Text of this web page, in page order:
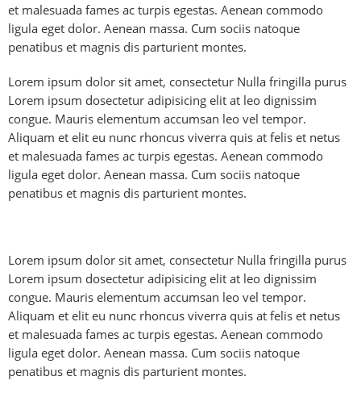
et malesuada fames ac turpis egestas. Aenean commodo
ligula eget dolor. Aenean massa. Cum sociis natoque
penatibus et magnis dis parturient montes.
Lorem ipsum dolor sit amet, consectetur Nulla fringilla purus
Lorem ipsum dosectetur adipisicing elit at leo dignissim
congue. Mauris elementum accumsan leo vel tempor.
Aliquam et elit eu nunc rhoncus viverra quis at felis et netus
et malesuada fames ac turpis egestas. Aenean commodo
ligula eget dolor. Aenean massa. Cum sociis natoque
penatibus et magnis dis parturient montes.
Lorem ipsum dolor sit amet, consectetur Nulla fringilla purus
Lorem ipsum dosectetur adipisicing elit at leo dignissim
congue. Mauris elementum accumsan leo vel tempor.
Aliquam et elit eu nunc rhoncus viverra quis at felis et netus
et malesuada fames ac turpis egestas. Aenean commodo
ligula eget dolor. Aenean massa. Cum sociis natoque
penatibus et magnis dis parturient montes.